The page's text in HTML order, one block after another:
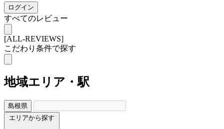
ログイン
すべてのレビュー
[ALL-REVIEWS]
こだわり条件で探す
地域エリア・駅
島根県
エリアから探す